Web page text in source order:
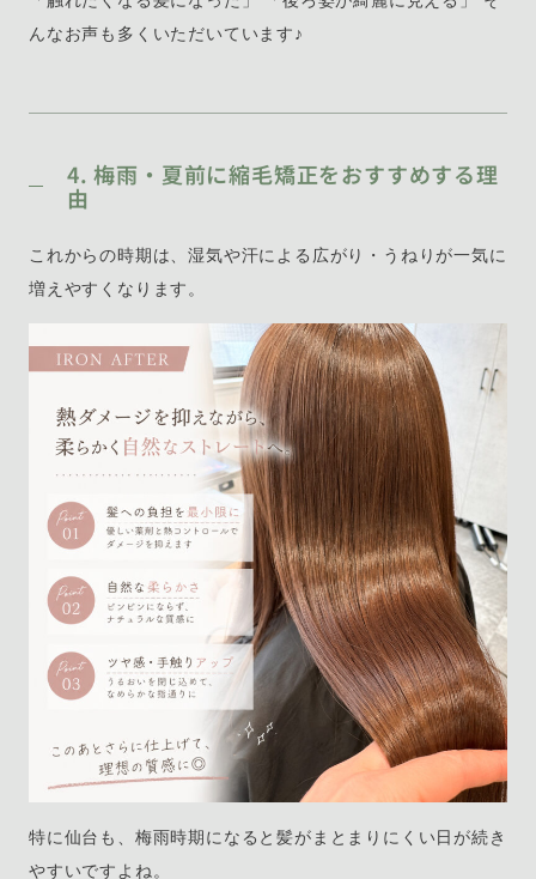
んなお声も多くいただいています♪
4. 梅雨・夏前に縮毛矯正をおすすめする理
由
これからの時期は、湿気や汗による広がり・うねりが一気に
増えやすくなります。
特に仙台も、梅雨時期になると髪がまとまりにくい日が続き
やすいですよね。